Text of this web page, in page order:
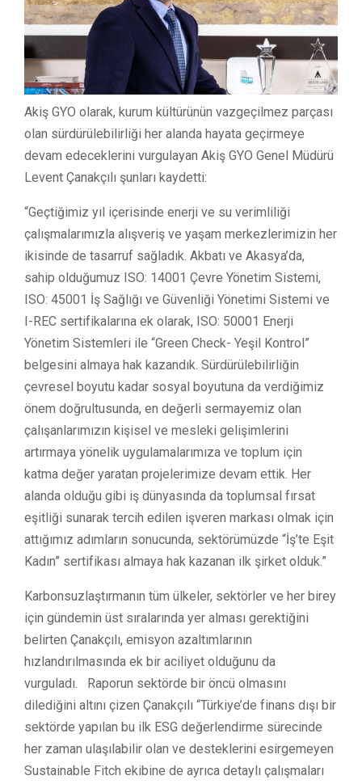
Akiş GYO olarak, kurum kültürünün vazgeçilmez parçası
olan sürdürülebilirliği her alanda hayata geçirmeye
devam edeceklerini vurgulayan Akiş GYO Genel Müdürü
Levent Çanakçılı şunları kaydetti:
“Geçtiğimiz yıl içerisinde enerji ve su verimliliği
çalışmalarımızla alışveriş ve yaşam merkezlerimizin her
ikisinde de tasarruf sağladık. Akbatı ve Akasya’da,
sahip olduğumuz ISO: 14001 Çevre Yönetim Sistemi,
ISO: 45001 İş Sağlığı ve Güvenliği Yönetimi Sistemi ve
I-REC sertifikalarına ek olarak, ISO: 50001 Enerji
Yönetim Sistemleri ile “Green Check- Yeşil Kontrol”
belgesini almaya hak kazandık. Sürdürülebilirliğin
çevresel boyutu kadar sosyal boyutuna da verdiğimiz
önem doğrultusunda, en değerli sermayemiz olan
çalışanlarımızın kişisel ve mesleki gelişimlerini
artırmaya yönelik uygulamalarımıza ve toplum için
katma değer yaratan projelerimize devam ettik. Her
alanda olduğu gibi iş dünyasında da toplumsal fırsat
eşitliği sunarak tercih edilen işveren markası olmak için
attığımız adımların sonucunda, sektörümüzde “İş’te Eşit
Kadın” sertifikası almaya hak kazanan ilk şirket olduk.”
Karbonsuzlaştırmanın tüm ülkeler, sektörler ve her birey
için gündemin üst sıralarında yer alması gerektiğini
belirten Çanakçılı, emisyon azaltımlarının
hızlandırılmasında ek bir aciliyet olduğunu da
vurguladı. Raporun sektörde bir öncü olmasını
dilediğini altını çizen Çanakçılı “Türkiye’de finans dışı bir
sektörde yapılan bu ilk ESG değerlendirme sürecinde
her zaman ulaşılabilir olan ve desteklerini esirgemeyen
Sustainable Fitch ekibine de ayrıca detaylı çalışmaları